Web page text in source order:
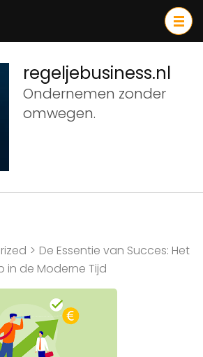
regeljebusiness.nl
Ondernemen zonder
omwegen.
> De Essentie van Succes: Het
in de Moderne Tijd